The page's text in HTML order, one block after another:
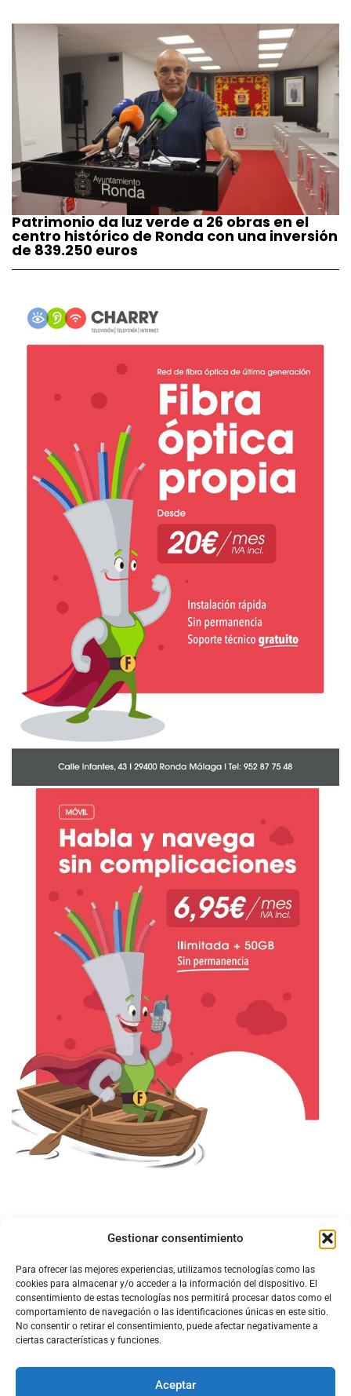
Gestionar consentimiento
Para ofrecer las mejores experiencias, utilizamos tecnologías como las
cookies para almacenar y/o acceder a la información del dispositivo. El
consentimiento de estas tecnologías nos permitirá procesar datos como el
comportamiento de navegación o las identificaciones únicas en este sitio.
No consentir o retirar el consentimiento, puede afectar negativamente a
ciertas características y funciones.
Aceptar
Patrimonio da luz verde a 26 obras en el
centro histórico de Ronda con una inversión
de 839.250 euros